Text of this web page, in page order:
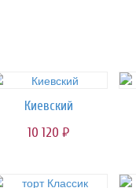
Киевский
10 120 руб.